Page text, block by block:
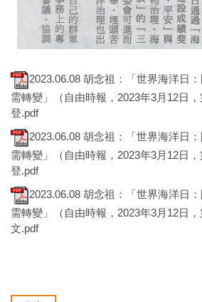
2023.06.08 胡念祖：「世界海洋日
需轉變」（自由時報，2023年3月12日
登.pdf
2023.06.08 胡念祖：「世界海洋日
需轉變」（自由時報，2023年3月12日
登.pdf
2023.06.08 胡念祖：「世界海洋日
需轉變」（自由時報，2023年3月12日
文.pdf